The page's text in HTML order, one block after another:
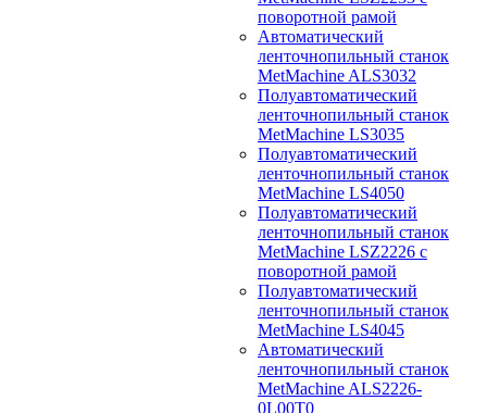
поворотной рамой
Автоматический
ленточнопильный станок
MetMachine ALS3032
Полуавтоматический
ленточнопильный станок
MetMachine LS3035
Полуавтоматический
ленточнопильный станок
MetMachine LS4050
Полуавтоматический
ленточнопильный станок
MetMachine LSZ2226 с
поворотной рамой
Полуавтоматический
ленточнопильный станок
MetMachine LS4045
Автоматический
ленточнопильный станок
MetMachine ALS2226-
0L00T0